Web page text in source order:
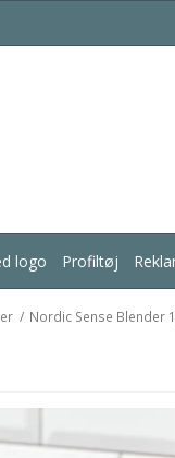
logo Profiltøj
/ Nordic Sense Blender